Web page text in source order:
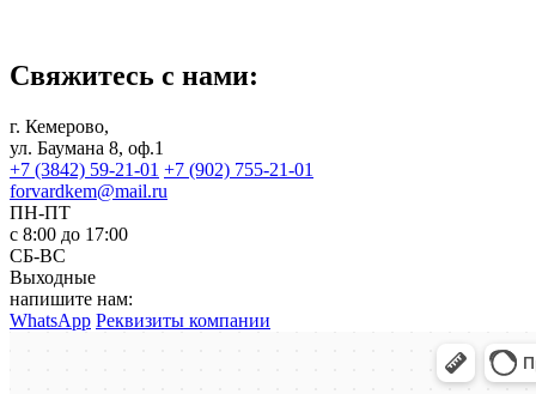
Свяжитесь с нами:
г. Кемерово,
ул. Баумана 8, оф.1
+7 (3842) 59-21-01 +7 (902) 755-21-01
forvardkem@mail.ru
ПН-ПТ
с 8:00 до 17:00
СБ-ВС
Выходные
напишите нам:
WhatsApp Реквизиты компании